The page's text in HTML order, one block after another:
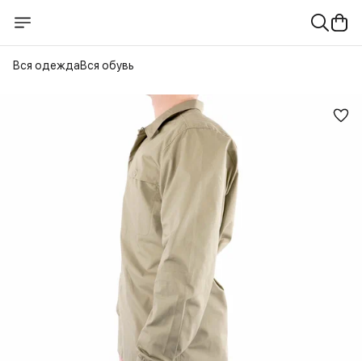
Вся одеждаВся обувь